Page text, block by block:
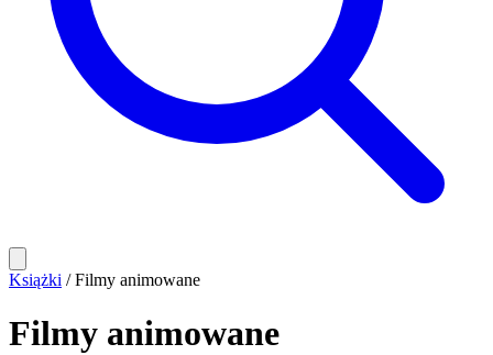
Książki / Filmy animowane
Filmy animowane